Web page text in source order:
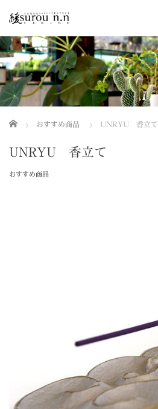
ホーム おすすめ商品 UNRYU 香立て
UNRYU 香立て
おすすめ商品